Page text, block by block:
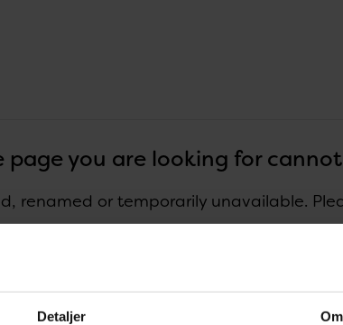
Detaljer Om
page you are looking for
renamed or temporarily unavailable.